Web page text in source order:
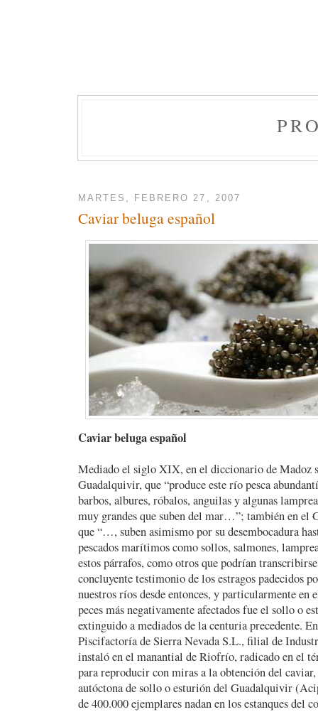
MARTES, FEBRERO 27, 2007
Caviar beluga español
Caviar beluga español
Mediado el siglo XIX, en el diccionario de Madoz
Guadalquivir, que “produce este río pesca
barbos, albures, róbalos, anguilas y algunas
muy grandes que suben del mar…”; también en el
que “…, suben asimismo por su desembocadura
pescados marítimos como sollos, salmones,
estos párrafos, como otros que podrían
concluyente testimonio de los estragos padecidos
nuestros ríos desde entonces, y particularmente
peces más negativamente afectados fue el sollo o
extinguido a mediados de la centuria precedente.
Piscifactoría de Sierra Nevada S.L., filial de
instaló en el manantial de Riofrío, radicado en el
para reproducir con miras a la obtención del
autóctona de sollo o esturión del Guadalquivir
de 400.000 ejemplares nadan en los estanques del